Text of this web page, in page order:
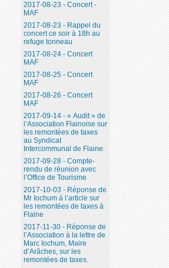
2017-08-23 - Concert -
MAF
2017-08-23 - Rappel du
concert ce soir à 18h au
refuge tonneau
2017-08-24 - Concert
MAF
2017-08-25 - Concert
MAF
2017-08-26 - Concert
MAF
2017-09-14 - « Audit » de
l’Association Flainoise sur
les remontées de taxes
au Syndicat
Intercommunal de Flaine.
2017-09-28 - Compte-
rendu de réunion avec
l’Office de Tourisme
2017-10-03 - Réponse de
Mr Iochum à l’article sur
les remontées de taxes à
Flaine
2017-11-30 - Réponse de
l’Association à la lettre de
Marc Iochum, Maire
d’Arâches, sur les
remontées de taxes.